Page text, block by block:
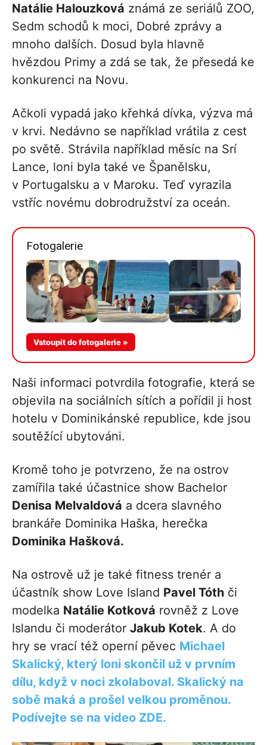
Natálie Halouzková známá ze seriálů ZOO,
Sedm schodů k moci, Dobré zprávy a
mnoho dalších. Dosud byla hlavně
hvězdou Primy a zdá se tak, že přesedá ke
konkurenci na Novu.
Ačkoli vypadá jako křehká dívka, výzva má
v krvi. Nedávno se například vrátila z cest
po světě. Strávila například měsíc na Srí
Lance, loni byla také ve Španělsku,
v Portugalsku a v Maroku. Teď vyrazila
vstříc novému dobrodružství za oceán.
Fotogalerie
Vstoupit do fotogalerie »
Naši informaci potvrdila fotografie, která se
objevila na sociálních sítích a pořídil ji host
hotelu v Dominikánské republice, kde jsou
soutěžící ubytováni.
Kromě toho je potvrzeno, že na ostrov
zamířila také účastnice show Bachelor
Denisa Melvaldová a dcera slavného
brankáře Dominika Haška, herečka
Dominika Hašková.
Na ostrově už je také fitness trenér a
účastník show Love Island Pavel Tóth či
modelka Natálie Kotková rovněž z Love
Islandu či moderátor Jakub Kotek. A do
hry se vrací též operní pěvec Michael
Skalický, který loni skončil už v prvním
dílu, když v noci zkolaboval. Skalický na
sobě maká a prošel velkou proměnou.
Podívejte se na video ZDE.